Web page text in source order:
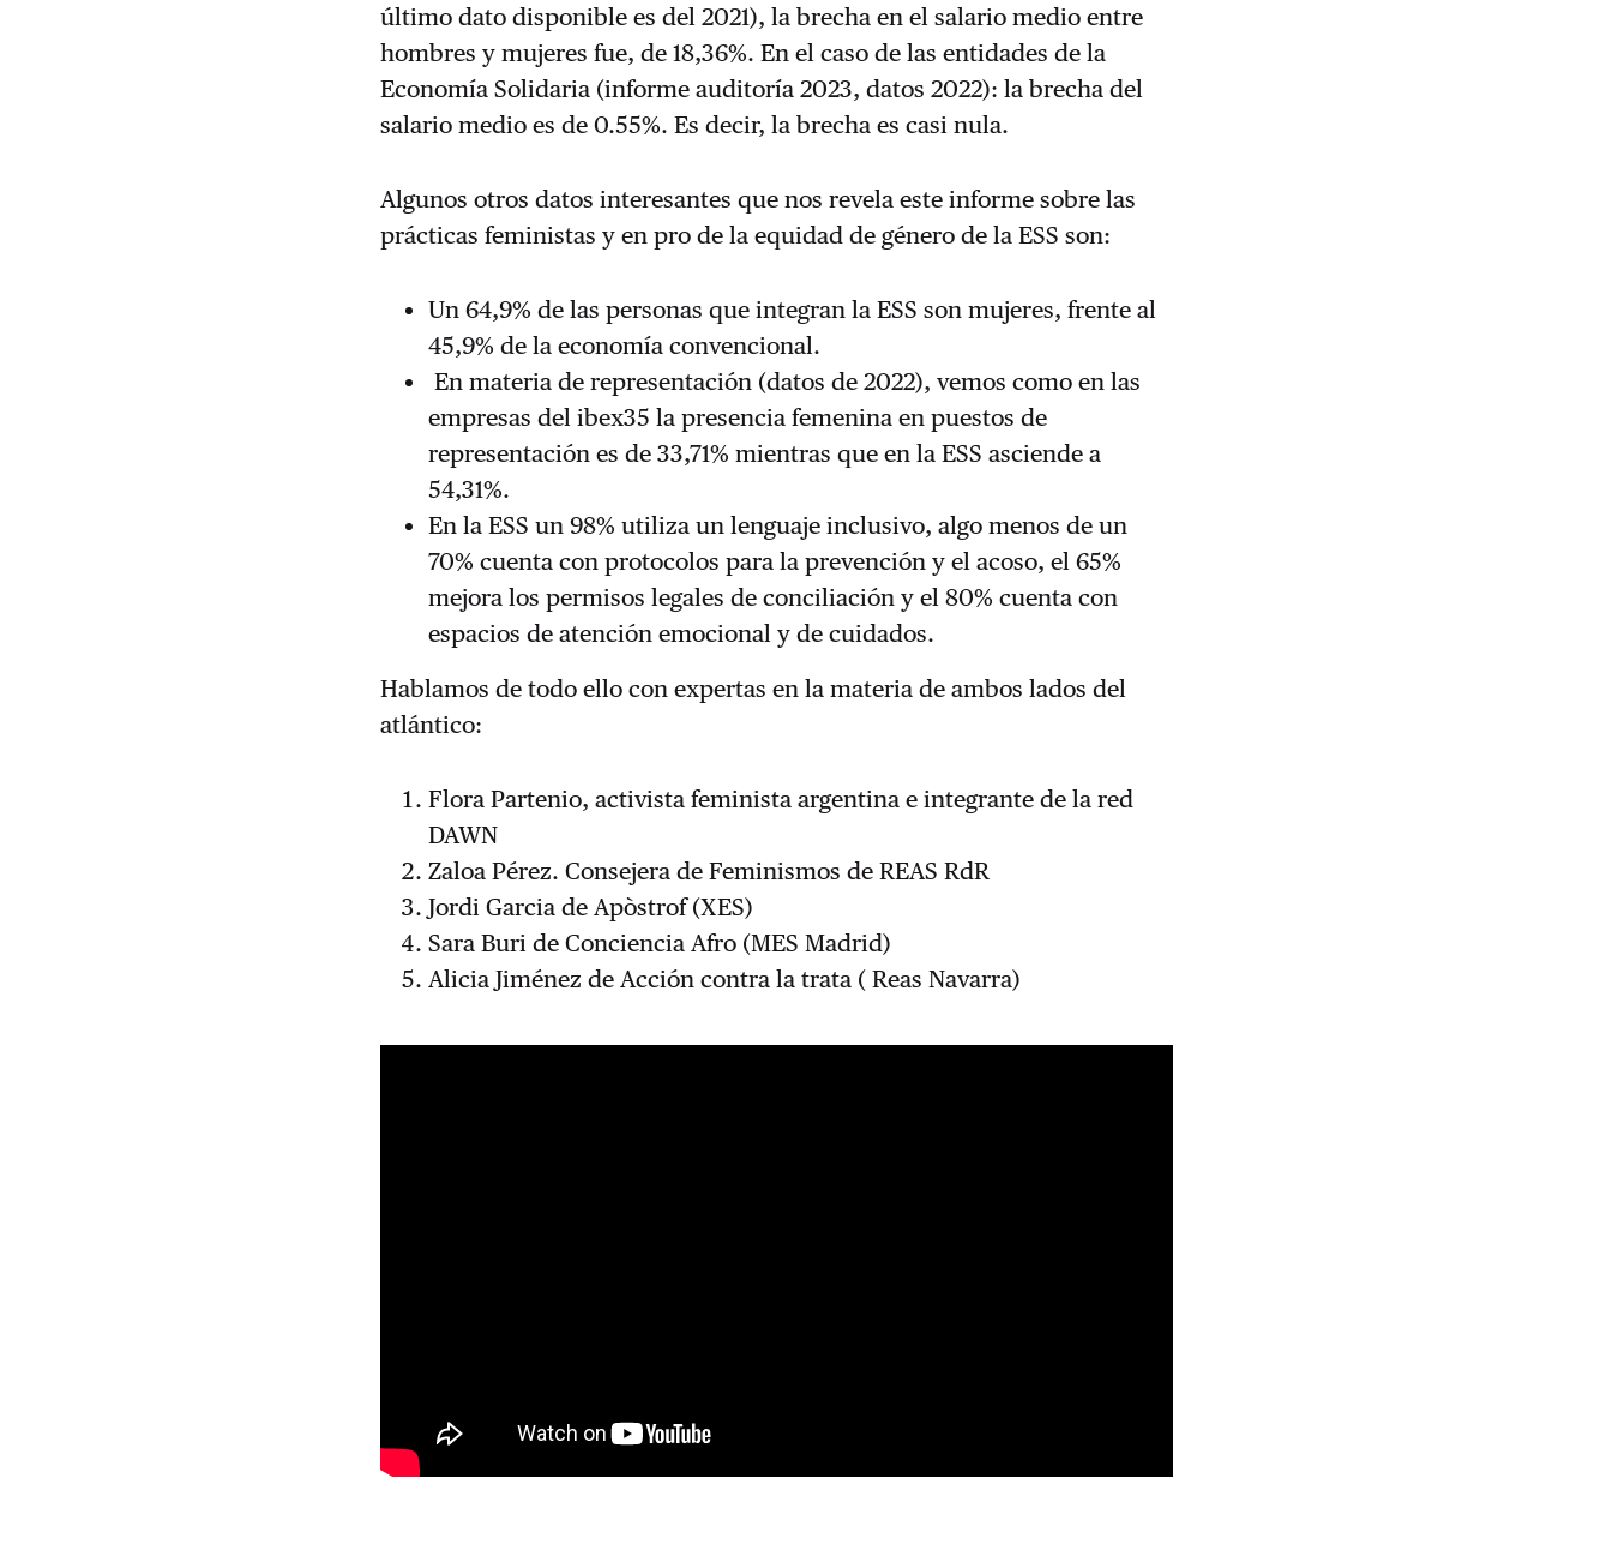
último dato disponible es del 2021), la brecha en el salario medio entre
hombres y mujeres fue, de 18,36%. En el caso de las entidades de la
Economía Solidaria (informe auditoría 2023, datos 2022): la brecha del
salario medio es de 0.55%. Es decir, la brecha es casi nula.
Algunos otros datos interesantes que nos revela este informe sobre las
prácticas feministas y en pro de la equidad de género de la ESS son:
Un 64,9% de las personas que integran la ESS son mujeres, frente al
45,9% de la economía convencional.
En materia de representación (datos de 2022), vemos como en las
empresas del ibex35 la presencia femenina en puestos de
representación es de 33,71% mientras que en la ESS asciende a
54,31%.
En la ESS un 98% utiliza un lenguaje inclusivo, algo menos de un
70% cuenta con protocolos para la prevención y el acoso, el 65%
mejora los permisos legales de conciliación y el 80% cuenta con
espacios de atención emocional y de cuidados.
Hablamos de todo ello con expertas en la materia de ambos lados del
atlántico:
Flora Partenio, activista feminista argentina e integrante de la red
DAWN
Zaloa Pérez. Consejera de Feminismos de REAS RdR
Jordi Garcia de Apòstrof (XES)
Sara Buri de Conciencia Afro (MES Madrid)
Alicia Jiménez de Acción contra la trata ( Reas Navarra)